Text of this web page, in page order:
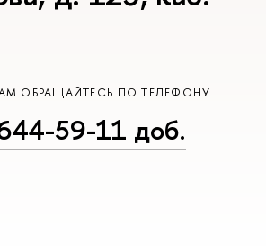
ОБРАЩАЙТЕСЬ ПО ТЕЛЕФОНУ
59-11 доб.